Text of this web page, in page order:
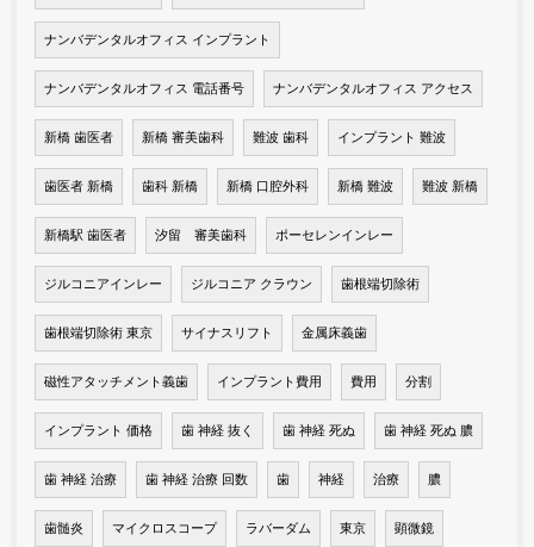
ナンバデンタルオフィス インプラント
ナンバデンタルオフィス 電話番号 ナンバデンタルオフィス アクセス
新橋 歯医者 新橋 審美歯科 難波 歯科 インプラント 難波
歯医者 新橋 歯科 新橋 新橋 口腔外科 新橋 難波 難波 新橋
新橋駅 歯医者 汐留 審美歯科 ポーセレンインレー
ジルコニアインレー ジルコニア クラウン 歯根端切除術
歯根端切除術 東京 サイナスリフト 金属床義歯
磁性アタッチメント義歯 インプラント費用 費用 分割
インプラント 価格 歯 神経 抜く 歯 神経 死ぬ 歯 神経 死ぬ 膿
歯 神経 治療 歯 神経 治療 回数 歯 神経 治療 膿
歯髄炎 マイクロスコープ ラバーダム 東京 顕微鏡